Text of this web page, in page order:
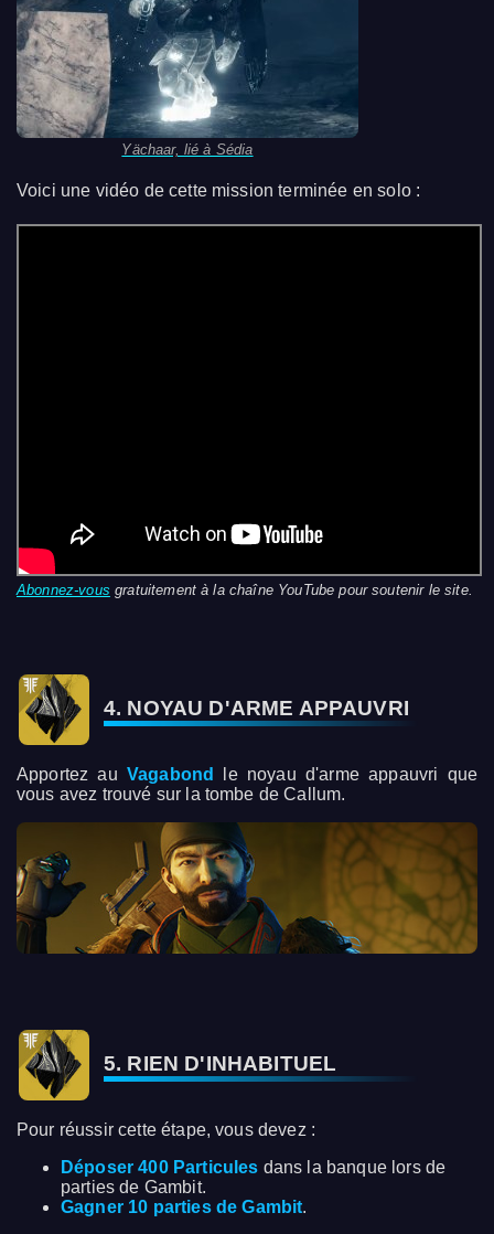
Yächaar, lié à Sédia
Voici une vidéo de cette mission terminée en solo :
Abonnez-vous gratuitement à la chaîne YouTube pour soutenir le site.
4. NOYAU D'ARME APPAUVRI
Apportez au Vagabond
le noyau d'arme appauvri que
vous avez trouvé sur la tombe de Callum.
5. RIEN D'INHABITUEL
Pour réussir cette étape, vous devez :
Déposer 400 Particules dans la banque lors de
parties de Gambit.
Gagner 10 parties de Gambit.